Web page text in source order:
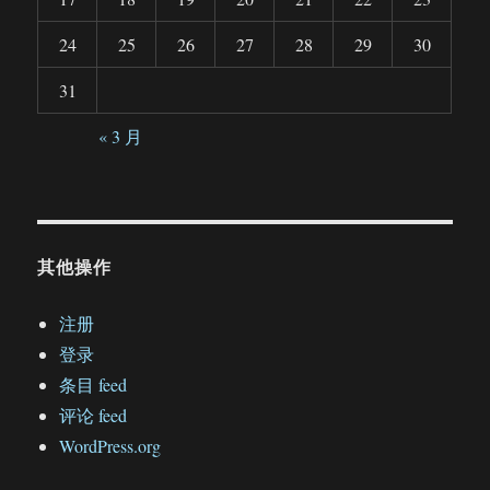
24
25 26 27 28 29
30
31
« 3 月
其他操作
注册
登录
条目 feed
评论 feed
WordPress.org